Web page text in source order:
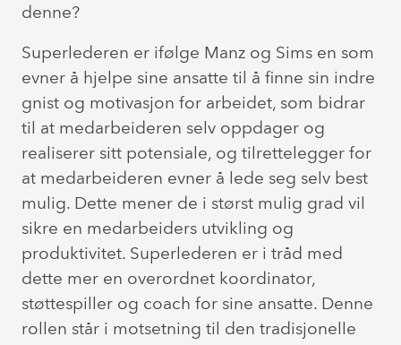
denne?
Superlederen er ifølge Manz og Sims en som
evner å hjelpe sine ansatte til å finne sin indre
gnist og motivasjon for arbeidet, som bidrar
til at medarbeideren selv oppdager og
realiserer sitt potensiale, og tilrettelegger for
at medarbeideren evner å lede seg selv best
mulig. Dette mener de i størst mulig grad vil
sikre en medarbeiders utvikling og
produktivitet. Superlederen er i tråd med
dette mer en overordnet koordinator,
støttespiller og coach for sine ansatte. Denne
rollen står i motsetning til den tradisjonelle